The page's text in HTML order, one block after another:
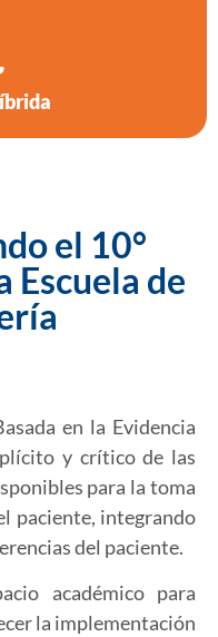
el 10°
Escuela de
en la Evidencia
y crítico de las
para la toma
paciente, integrando
del paciente.
académico para
la implementación